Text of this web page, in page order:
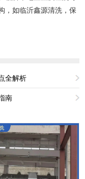
，如临沂鑫源清洗，保
全解析
南